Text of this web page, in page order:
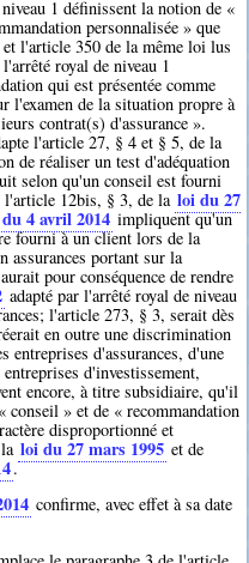
1 définissent la notion de «
personnalisée » que
et l'article 350 de la même loi lus
royal de niveau 1
qui est présentée comme
l'examen de la situation propre à
contrat(s) d'assurance ».
l'article 27, § 4 et § 5, de la
de réaliser un test d'adéquation
selon qu'un conseil est fourni
l'article 12bis, § 3, de la loi du 27
4 avril 2014 impliquent qu'un
fourni à un client lors de la
assurances portant sur la
pour conséquence de rendre
adapté par l'arrêté royal de niveau
l'article 273, § 3, serait dès
en outre une discrimination
entreprises d'assurances, d'une
d'investissement,
encore, à titre subsidiaire, qu'il
conseil » et de « recommandation
disproportionné et
loi du 27 mars 1995 et de
.
confirme, avec effet à sa date